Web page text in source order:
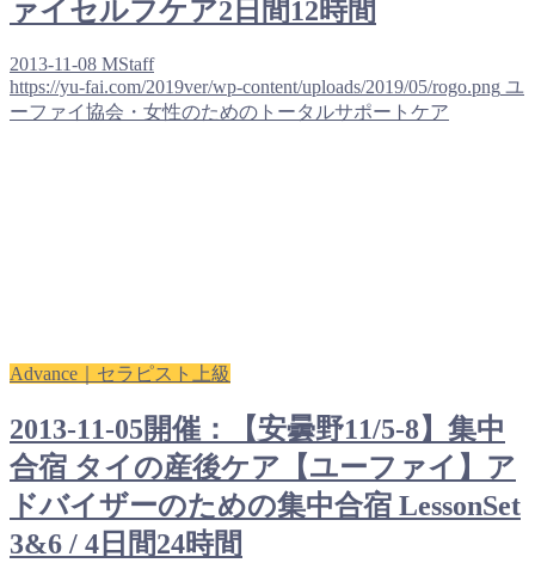
ァイセルフケア2日間12時間
2013-11-08 MStaff
https://yu-fai.com/2019ver/wp-content/uploads/2019/05/rogo.png ユ
ーファイ協会・女性のためのトータルサポートケア
Advance｜セラピスト上級
2013-11-05開催：【安曇野11/5-8】集中
合宿 タイの産後ケア【ユーファイ】ア
ドバイザーのための集中合宿 LessonSet
3&6 / 4日間24時間